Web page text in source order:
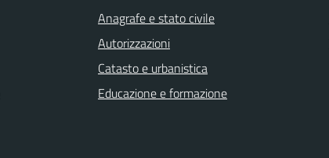
Anagrafe e stato civile
Autorizzazioni
Catasto e urbanistica
Educazione e formazione